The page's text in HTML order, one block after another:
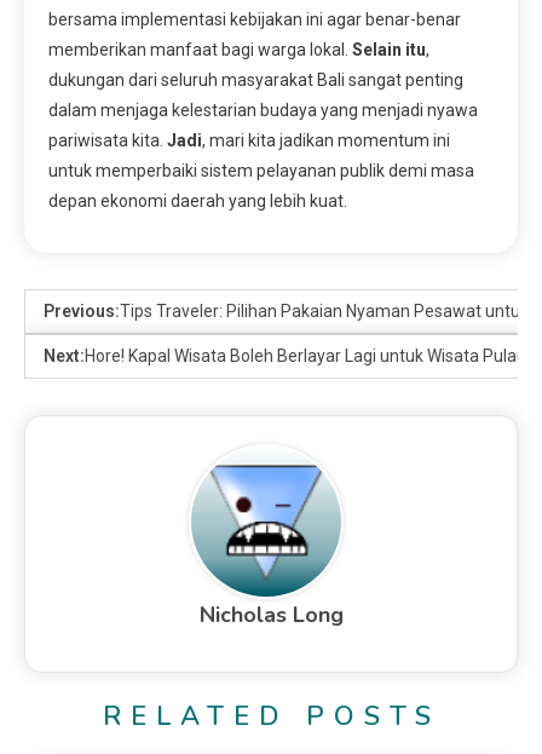
bersama implementasi kebijakan ini agar benar-benar
memberikan manfaat bagi warga lokal. Selain itu,
dukungan dari seluruh masyarakat Bali sangat penting
dalam menjaga kelestarian budaya yang menjadi nyawa
pariwisata kita. Jadi, mari kita jadikan momentum ini
untuk memperbaiki sistem pelayanan publik demi masa
depan ekonomi daerah yang lebih kuat.
Previous:Tips Traveler: Pilihan Pakaian Nyaman Pesawat untuk
Next:Hore! Kapal Wisata Boleh Berlayar Lagi untuk Wisata Pulau
Nicholas Long
RELATED POSTS